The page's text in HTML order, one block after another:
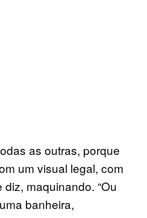
as outras, porque
um visual legal, com
diz, maquinando. “Ou
banheira,